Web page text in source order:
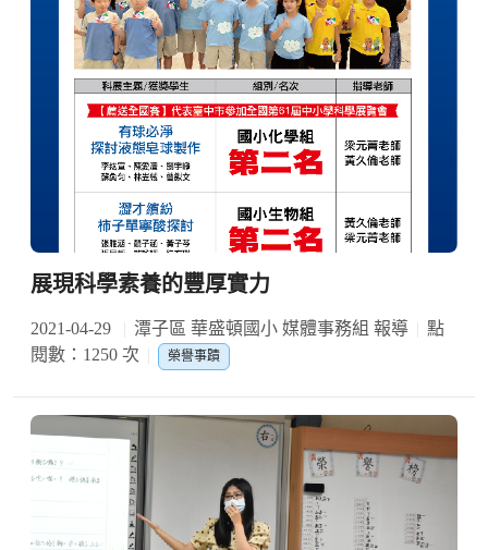
展現科學素養的豐厚實力
2021-04-29 潭子區 華盛頓國小 媒體事務組 報導
點
閱數：1250 次
榮譽事蹟